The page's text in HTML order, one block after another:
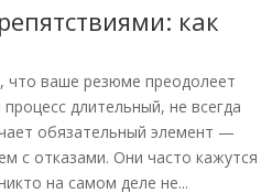
как
что ваше резюме преодолеет
длительный, не всегда
обязательный элемент —
с отказами. Они часто кажутся
на самом деле не...